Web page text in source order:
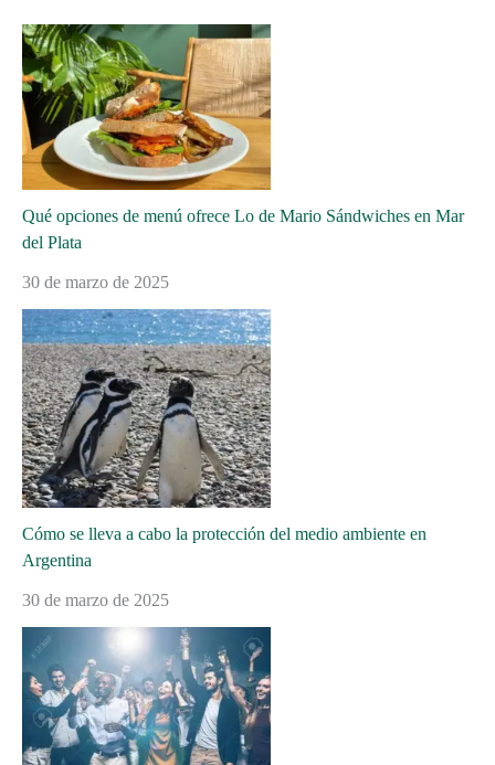
Qué opciones de menú ofrece Lo de Mario Sándwiches en Mar
del Plata
30 de marzo de 2025
Cómo se lleva a cabo la protección del medio ambiente en
Argentina
30 de marzo de 2025